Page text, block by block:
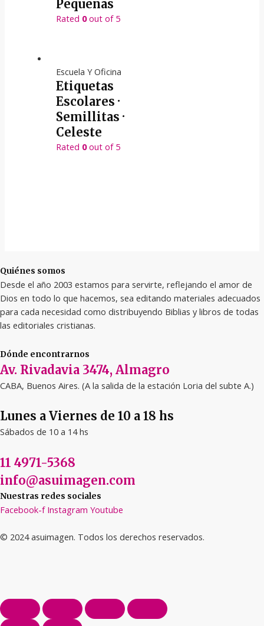
Pequeñas
Rated 0out of 5
Escuela Y Oficina
Etiquetas
Escolares ·
Semillitas ·
Celeste
Rated 0out of 5
Quiénes somos
Desde el año 2003 estamos para servirte, reflejando el amor de
Dios en todo lo que hacemos, sea editando materiales adecuados
para cada necesidad como distribuyendo Biblias y libros de todas
las editoriales cristianas.
Dónde encontrarnos
Av. Rivadavia 3474, Almagro
CABA, Buenos Aires. (A la salida de la estación Loria del subte A.)
Lunes a Viernes de 10 a 18 hs
Sábados de 10 a 14 hs
11 4971-5368
info@asuimagen.com
Nuestras redes sociales
Facebook-f Instagram Youtube
© 2024 asuimagen. Todos los derechos reservados.